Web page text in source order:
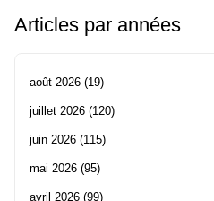
Articles par années
août 2026 (19)
juillet 2026 (120)
juin 2026 (115)
mai 2026 (95)
avril 2026 (99)